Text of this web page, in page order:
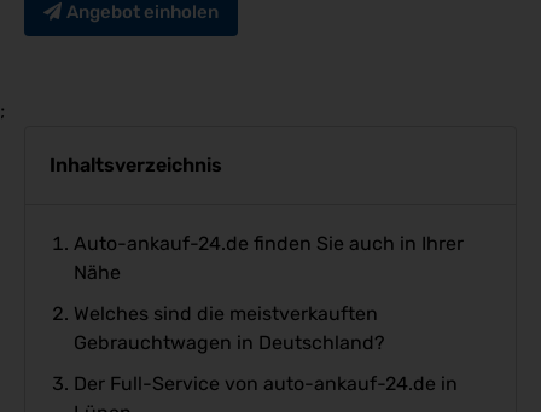
Angebot einholen
;
Inhaltsverzeichnis
Auto-ankauf-24.de finden Sie auch in Ihrer
Nähe
Welches sind die meistverkauften
Gebrauchtwagen in Deutschland?
Der Full-Service von auto-ankauf-24.de in